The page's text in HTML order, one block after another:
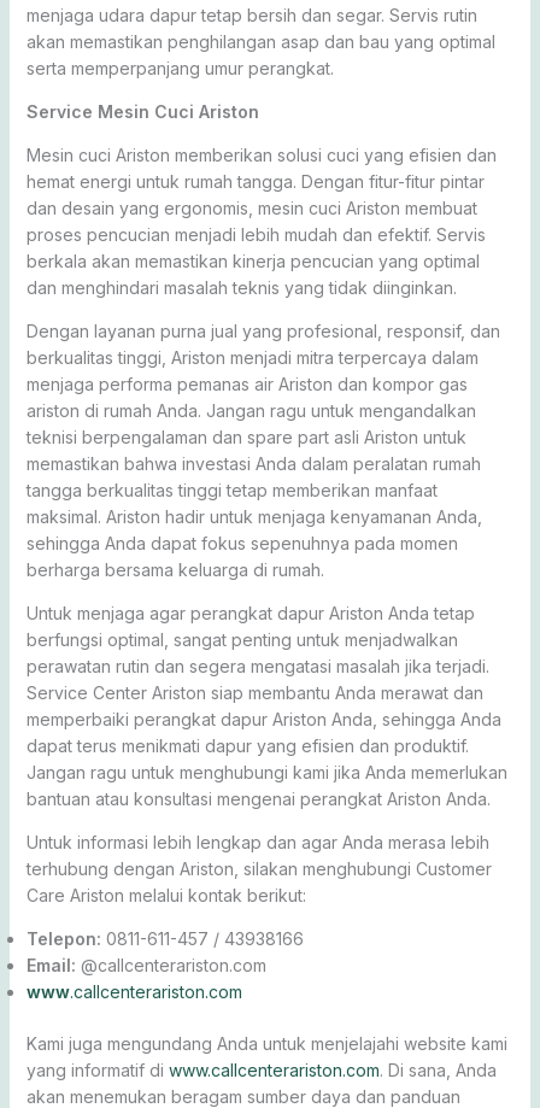
menjaga udara dapur tetap bersih dan segar. Servis rutin
akan memastikan penghilangan asap dan bau yang optimal
serta memperpanjang umur perangkat.
Service Mesin Cuci Ariston
Mesin cuci Ariston memberikan solusi cuci yang efisien dan
hemat energi untuk rumah tangga. Dengan fitur-fitur pintar
dan desain yang ergonomis, mesin cuci Ariston membuat
proses pencucian menjadi lebih mudah dan efektif. Servis
berkala akan memastikan kinerja pencucian yang optimal
dan menghindari masalah teknis yang tidak diinginkan.
Dengan layanan purna jual yang profesional, responsif, dan
berkualitas tinggi, Ariston menjadi mitra terpercaya dalam
menjaga performa pemanas air Ariston dan kompor gas
ariston di rumah Anda. Jangan ragu untuk mengandalkan
teknisi berpengalaman dan spare part asli Ariston untuk
memastikan bahwa investasi Anda dalam peralatan rumah
tangga berkualitas tinggi tetap memberikan manfaat
maksimal. Ariston hadir untuk menjaga kenyamanan Anda,
sehingga Anda dapat fokus sepenuhnya pada momen
berharga bersama keluarga di rumah.
Untuk menjaga agar perangkat dapur Ariston Anda tetap
berfungsi optimal, sangat penting untuk menjadwalkan
perawatan rutin dan segera mengatasi masalah jika terjadi.
Service Center Ariston siap membantu Anda merawat dan
memperbaiki perangkat dapur Ariston Anda, sehingga Anda
dapat terus menikmati dapur yang efisien dan produktif.
Jangan ragu untuk menghubungi kami jika Anda memerlukan
bantuan atau konsultasi mengenai perangkat Ariston Anda.
Untuk informasi lebih lengkap dan agar Anda merasa lebih
terhubung dengan Ariston, silakan menghubungi Customer
Care Ariston melalui kontak berikut:
Telepon: 0811-611-457 / 43938166
Email: @callcenterariston.com
www.callcenterariston.com
Kami juga mengundang Anda untuk menjelajahi website kami
yang informatif di www.callcenterariston.com. Di sana, Anda
akan menemukan beragam sumber daya dan panduan